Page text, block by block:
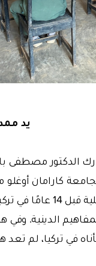
يد
الدكتور مصطفى
كارامان
العمل في تركيا قبل 14 عامًا
الدينية.
في تركيا، لم